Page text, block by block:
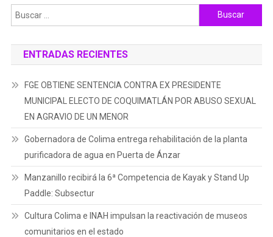
Buscar:
ENTRADAS RECIENTES
FGE OBTIENE SENTENCIA CONTRA EX PRESIDENTE
MUNICIPAL ELECTO DE COQUIMATLÁN POR ABUSO SEXUAL
EN AGRAVIO DE UN MENOR
Gobernadora de Colima entrega rehabilitación de la planta
purificadora de agua en Puerta de Ánzar
Manzanillo recibirá la 6ª Competencia de Kayak y Stand Up
Paddle: Subsectur
Cultura Colima e INAH impulsan la reactivación de museos
comunitarios en el estado